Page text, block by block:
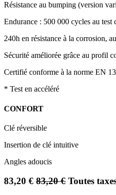
Résistance au bumping (version
Endurance : 500 000 cycles au test
240h en résistance à la corrosion,
Sécurité améliorée grâce au profil
Certifié conforme à la norme EN
* Test en accéléré
CONFORT
Clé réversible
Insertion de clé intuitive
Angles adoucis
83,20 € 83,20€ Toutes